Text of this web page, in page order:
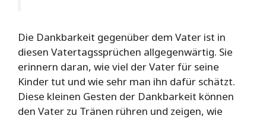
Die Dankbarkeit gegenüber dem Vater ist in
diesen Vatertagssprüchen allgegenwärtig. Sie
erinnern daran, wie viel der Vater für seine
Kinder tut und wie sehr man ihn dafür schätzt.
Diese kleinen Gesten der Dankbarkeit können
den Vater zu Tränen rühren und zeigen, wie